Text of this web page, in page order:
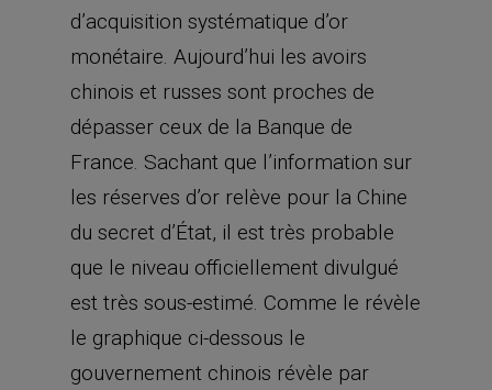
d’acquisition systématique d’or
monétaire. Aujourd’hui les avoirs
chinois et russes sont proches de
dépasser ceux de la Banque de
France. Sachant que l’information sur
les réserves d’or relève pour la Chine
du secret d’État, il est très probable
que le niveau officiellement divulgué
est très sous-estimé. Comme le révèle
le graphique ci-dessous le
gouvernement chinois révèle par